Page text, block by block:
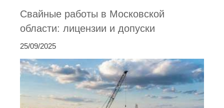
Свайные работы в Московской
области: лицензии и допуски
25/09/2025